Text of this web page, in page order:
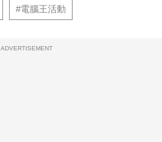
#電腦王活動
ADVERTISEMENT